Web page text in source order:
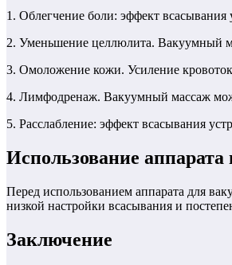
1. Облегчение боли: эффект
2. Уменьшение целлюлита. Вакуумный
3. Омоложение кожи. Усиление
4. Лимфодренаж. Вакуумный массаж
5. Расслабление: эффект всасывания
Использование
Перед использованием аппарата для
низкой настройки всасывания и
Заключение